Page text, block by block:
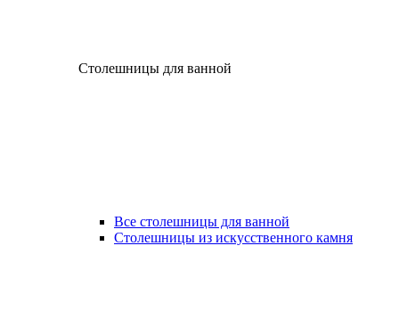
Столешницы для ванной
Все столешницы для ванной
Столешницы из искусственного камня